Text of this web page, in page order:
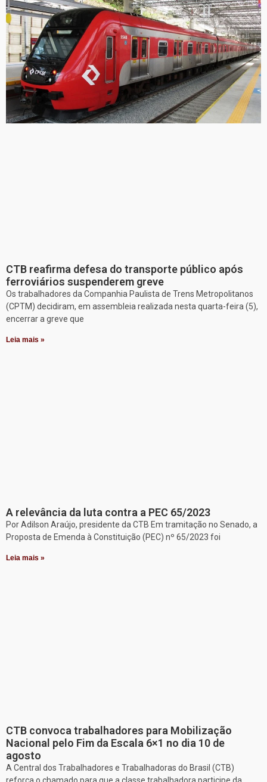
CTB reafirma defesa do transporte público após
ferroviários suspenderem greve
Os trabalhadores da Companhia Paulista de Trens Metropolitanos
(CPTM) decidiram, em assembleia realizada nesta quarta-feira (5),
encerrar a greve que
Leia mais »
A relevância da luta contra a PEC 65/2023
Por Adilson Araújo, presidente da CTB Em tramitação no Senado, a
Proposta de Emenda à Constituição (PEC) nº 65/2023 foi
Leia mais »
CTB convoca trabalhadores para Mobilização
Nacional pelo Fim da Escala 6×1 no dia 10 de
agosto
A Central dos Trabalhadores e Trabalhadoras do Brasil (CTB)